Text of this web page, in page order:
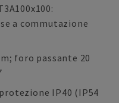
a commutazione
foro passante 20
IP40 (IP54